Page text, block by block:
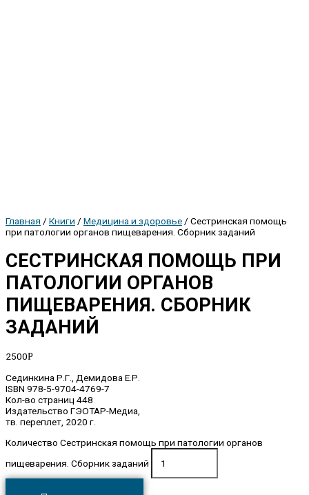
Главная / Книги / Медицина и здоровье / Сестринская помощь
при патологии органов пищеварения. Сборник заданий
СЕСТРИНСКАЯ ПОМОЩЬ ПРИ
ПАТОЛОГИИ ОРГАНОВ
ПИЩЕВАРЕНИЯ. СБОРНИК
ЗАДАНИЙ
2500Р
Сединкина Р.Г., Демидова Е.Р.
ISBN 978-5-9704-4769-7
Кол-во страниц 448
Издательство ГЭОТАР-Медиа,
тв. переплет, 2020 г.
Количество Сестринская помощь при патологии органов
пищеварения. Сборник заданий